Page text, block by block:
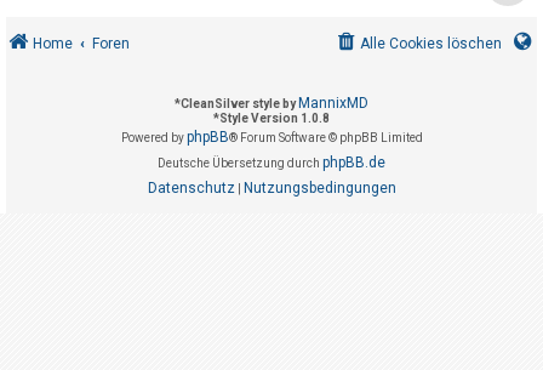
Home Foren Alle Cookies löschen
*CleanSilver style by MannixMD
*Style Version 1.0.8
Powered byphpBB® Forum Software © phpBB Limited
Deutsche Übersetzung durch phpBB.de
Datenschutz| Nutzungsbedingungen